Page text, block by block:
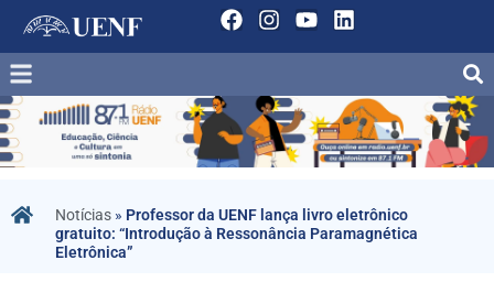
Notícias » Professor da UENF lança livro eletrônico
gratuito: “Introdução à Ressonância Paramagnética
Eletrônica”